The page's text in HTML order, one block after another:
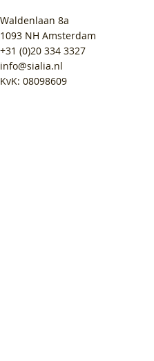
Waldenlaan 8a
1093 NH Amsterdam
+31 (0)20 334 3327
info@sialia.nl
KvK: 08098609